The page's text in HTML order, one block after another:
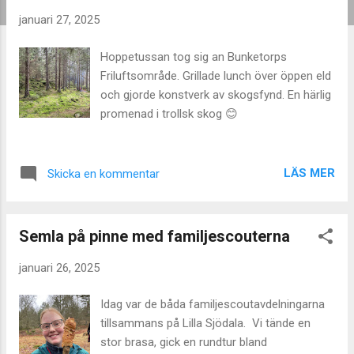
januari 27, 2025
Hoppetussan tog sig an Bunketorps
Friluftsområde. Grillade lunch över öppen eld
och gjorde konstverk av skogsfynd. En härlig
promenad i trollsk skog 😊
Skicka en kommentar LÄS MER
Semla på pinne med familjescouterna
januari 26, 2025
Idag var de båda familjescoutavdelningarna
tillsammans på Lilla Sjödala. Vi tände en
stor brasa, gick en rundtur bland